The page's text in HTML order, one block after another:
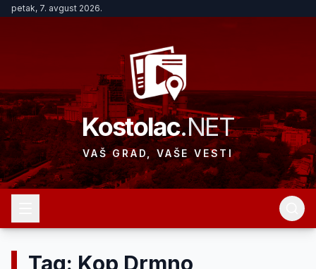
petak, 7. avgust 2026.
Kostolac.NET
VAŠ GRAD, VAŠE VESTI
Tag: Kop Drmno